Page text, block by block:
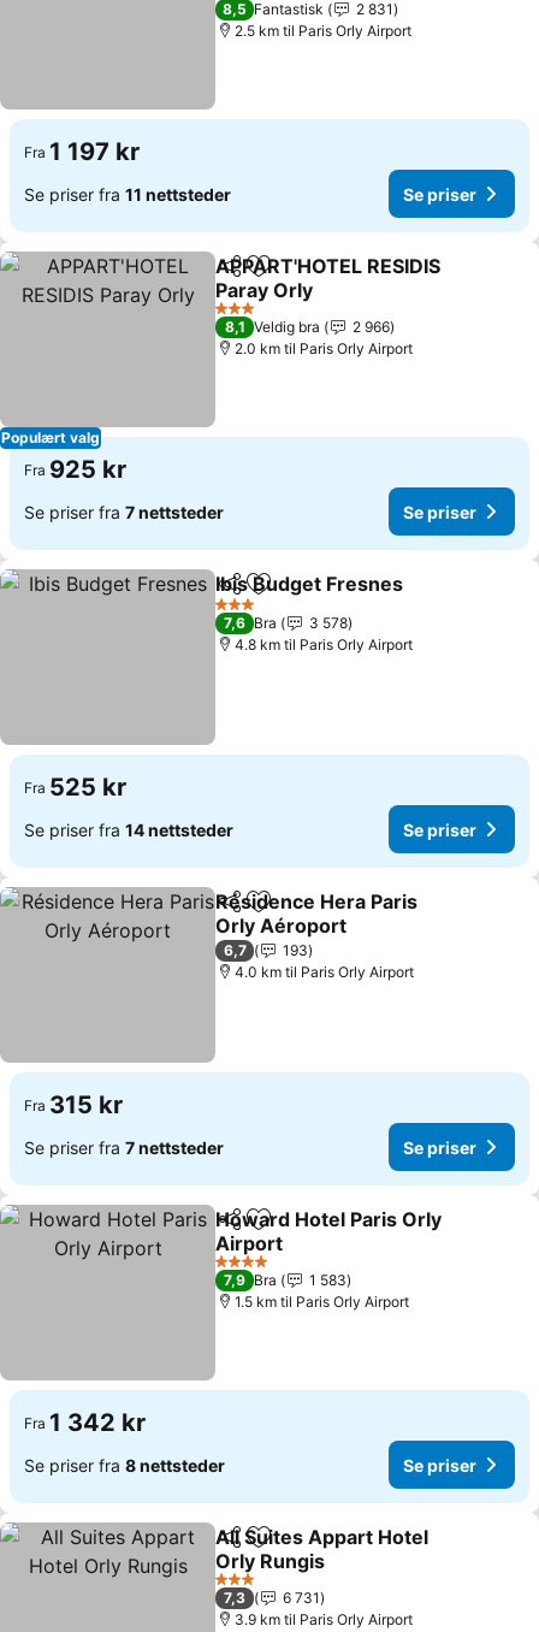
8,5 Fantastisk
2 831
2.5 km til Paris Orly Airport
Fra 1 197 kr
Se priser fra 11 nettsteder Se priser
Populært valg
Del Legg til i favoritter
APPART'HOTEL RESIDIS
Paray Orly
Se priser
3 Stjerner
8,1 Veldig bra
2 966
2.0 km til Paris Orly Airport
Fra 925 kr
Se priser fra 7 nettsteder Se priser
Del Legg til i favoritter
Ibis Budget Fresnes
3 Stjerner
7,6 Bra
3 578
4.8 km til Paris Orly Airport
Fra 525 kr
Se priser fra 14 nettsteder Se priser
Del Legg til i favoritter
Résidence Hera Paris
Orly Aéroport
Se priser
6,7
193
4.0 km til Paris Orly Airport
Fra 315 kr
Se priser fra 7 nettsteder Se priser
Del Legg til i favoritter
Howard Hotel Paris Orly
Airport
Se priser
4 Stjerner
7,9 Bra
1 583
1.5 km til Paris Orly Airport
Fra 1 342 kr
Se priser fra 8 nettsteder Se priser
Del Legg til i favoritter
All Suites Appart Hotel
Orly Rungis
Se priser
3 Stjerner
7,3
6 731
3.9 km til Paris Orly Airport